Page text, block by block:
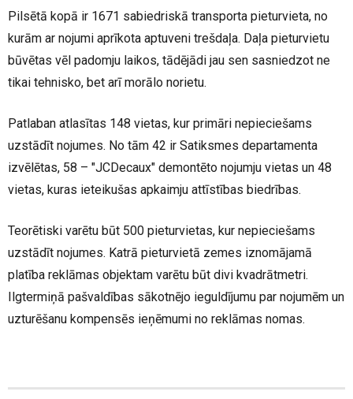
Pilsētā kopā ir 1671 sabiedriskā transporta pieturvieta, no
kurām ar nojumi aprīkota aptuveni trešdaļa. Daļa pieturvietu
būvētas vēl padomju laikos, tādējādi jau sen sasniedzot ne
tikai tehnisko, bet arī morālo norietu.
Patlaban atlasītas 148 vietas, kur primāri nepieciešams
uzstādīt nojumes. No tām 42 ir Satiksmes departamenta
izvēlētas, 58 – "JCDecaux" demontēto nojumju vietas un 48
vietas, kuras ieteikušas apkaimju attīstības biedrības.
Teorētiski varētu būt 500 pieturvietas, kur nepieciešams
uzstādīt nojumes. Katrā pieturvietā zemes iznomājamā
platība reklāmas objektam varētu būt divi kvadrātmetri.
Ilgtermiņā pašvaldības sākotnējo ieguldījumu par nojumēm un
uzturēšanu kompensēs ieņēmumi no reklāmas nomas.